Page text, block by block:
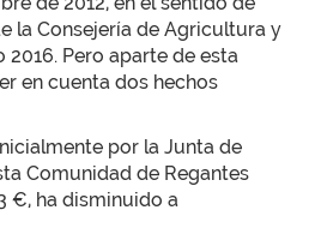
la Consejería de Agricultura y
2016. Pero aparte de esta
en cuenta dos hechos
por la Junta de
Comunidad de Regantes
€, ha disminuido a